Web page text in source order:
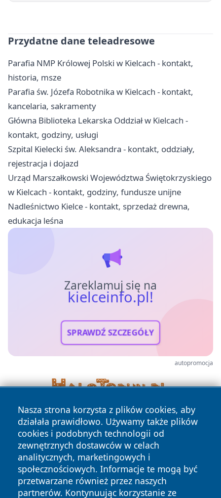
Przydatne dane teleadresowe
Parafia NMP Królowej Polski w Kielcach - kontakt,
historia, msze
Parafia św. Józefa Robotnika w Kielcach - kontakt,
kancelaria, sakramenty
Główna Biblioteka Lekarska Oddział w Kielcach -
kontakt, godziny, usługi
Szpital Kielecki św. Aleksandra - kontakt, oddziały,
rejestracja i dojazd
Urząd Marszałkowski Województwa Świętokrzyskiego
w Kielcach - kontakt, godziny, fundusze unijne
Nadleśnictwo Kielce - kontakt, sprzedaż drewna,
edukacja leśna
Zareklamuj się na
kielceinfo.pl!
SPRAWDŹ SZCZEGÓŁY
autopromocja
Nasza strona korzysta z plików cookies, aby
działała prawidłowo. Używamy także plików
cookies i podobnych technologii od
zewnętrznych dostawców w celach
analitycznych, marketingowych i
społecznościowych. Informacje te mogą być
przetwarzane również przez naszych
partnerów. Kontynuując korzystanie ze
Copyright © 2026 kielceinfo.pl Wszystkie prawa zastrzeżone.